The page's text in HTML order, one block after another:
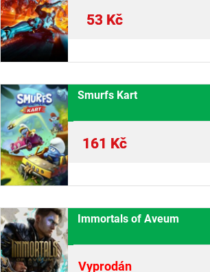
53 Kč
Smurfs Kart
161 Kč
Immortals of Aveum
Vyprodán